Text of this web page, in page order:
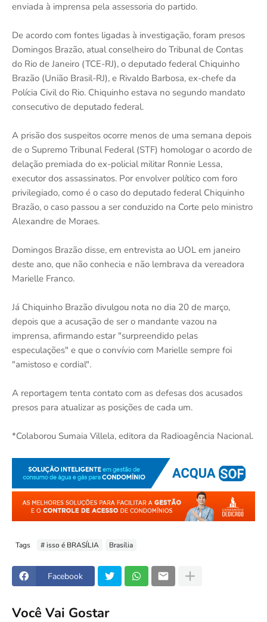
enviada à imprensa pela assessoria do partido.
De acordo com fontes ligadas à investigação, foram presos
Domingos Brazão, atual conselheiro do Tribunal de Contas
do Rio de Janeiro (TCE-RJ), o deputado federal Chiquinho
Brazão (União Brasil-RJ), e Rivaldo Barbosa, ex-chefe da
Polícia Civil do Rio. Chiquinho estava no segundo mandato
consecutivo de deputado federal.
A prisão dos suspeitos ocorre menos de uma semana depois
de o Supremo Tribunal Federal (STF) homologar o acordo de
delação premiada do ex-policial militar Ronnie Lessa,
executor dos assassinatos. Por envolver político com foro
privilegiado, como é o caso do deputado federal Chiquinho
Brazão, o caso passou a ser conduzido na Corte pelo ministro
Alexandre de Moraes.
Domingos Brazão disse, em entrevista ao UOL em janeiro
deste ano, que não conhecia e não lembrava da vereadora
Marielle Franco.
Já Chiquinho Brazão divulgou nota no dia 20 de março,
depois que a acusação de ser o mandante vazou na
imprensa, afirmando estar "surpreendido pelas
especulações" e que o convívio com Marielle sempre foi
"amistoso e cordial".
A reportagem tenta contato com as defesas dos acusados
presos para atualizar as posições de cada um.
*Colaborou Sumaia Villela, editora da Radioagência Nacional.
Tags # isso é BRASÍLIA Brasília
Facebook
Você Vai Gostar